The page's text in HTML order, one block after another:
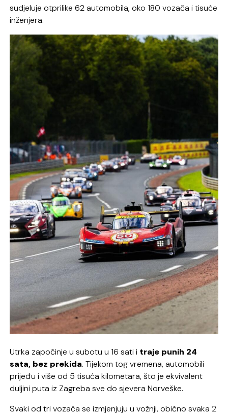
sudjeluje otprilike 62 automobila, oko 180 vozača i tisuće
inženjera.
Utrka započinje u subotu u 16 sati i traje punih 24
sata, bez prekida. Tijekom tog vremena, automobili
prijeđu i više od 5 tisuća kilometara, što je ekvivalent
duljini puta iz Zagreba sve do sjevera Norveške.
Svaki od tri vozača se izmjenjuju u vožnji, obično svaka 2